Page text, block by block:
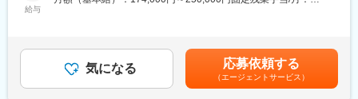
く貢献しています。なかでも近年、少子化による人手不足を背景
界のFAニーズに応えています。
変更の範囲：本文参照
模案件にも携わっていただきます。
■業務の魅力・やりがい：
どんな設計が必要なのかといった仕様の決定から実際の設計、設
給与
年収条件等は、経験等を考慮して決定いたします。■給与改定有
り：年1回■賞与：年2回（8月、1月）※業績による賃金はあくまで
も目安の金額であり、選考を通じて上下する可能性があります。
気になる 応募依頼する
（エージェントサービス）